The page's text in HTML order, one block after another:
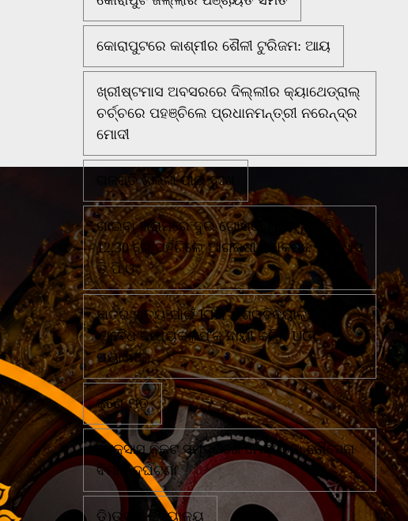
କୋରାପୁଟରେ କାଶ୍ମୀର ଶୈଳୀ ଟୁରିଜମ: ଆୟ
ଖ୍ରୀଷ୍ଟମାସ ଅବସରରେ ଦିଲ୍ଲୀର କ୍ୟାଥେଡ୍ରାଲ୍
ଚର୍ଚ୍ଚରେ ପହଞ୍ଚିଲେ ପ୍ରଧାନମନ୍ତ୍ରୀ ନରେନ୍ଦ୍ର
ମୋଦୀ
ଗଜପତି ଜିଲ୍ଲା ପାଇଁ ଦୁଃଖ
ଗାଇବା ଗ୍ରାମରେ ଦୁଇ ଗୋଷ୍ଠୀ ମୁହାଁ ମୁହିଁରାତି
12.30 ରେ ପହଁଚିଲେ ଆରକ୍ଷୀ ଅଧିକ୍ଷକ ଏବଂ ଏସ
ଡି ପି ଓ
ଛାତ୍ର ମୃତ୍ୟୁ ପାଇଁ KIIT ବିଶ୍ୱବିଦ୍ୟାଳୟର
'ଅବୈଧ କାର୍ଯ୍ୟକଳାପ'କୁ ଦାୟୀ କରିଛି UGC
ପ୍ୟାନେଲ
ଜଣେ ମୃତ
ଟେକ୍ସାସ ନିକଟ ସମୁଦ୍ରରେ ମେକ୍ସିକୋ ନୌସେନା
ବିମାନ ଦୁର୍ଘଟଣା
ଡି)ଉଚ୍ଚ ବିଦ୍ୟାଳୟ